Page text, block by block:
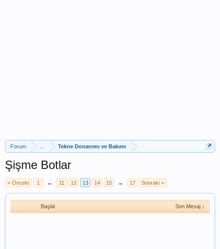
Forum Tekne Donanımı ve Bakımı
Şişme Botlar
< Önceki 1 ← 11 12 13 14 15 → 17 Sonraki >
Başlık Son Mesaj ↓